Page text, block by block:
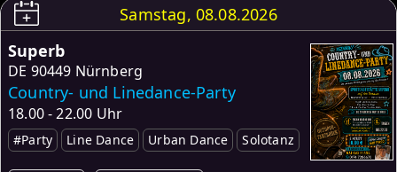
Samstag, 08.08.2026
Superb
DE 90449 Nürnberg
Country- und Linedance-Party
18.00 - 22.00 Uhr
#Party Line Dance Urban Dance Solotanz